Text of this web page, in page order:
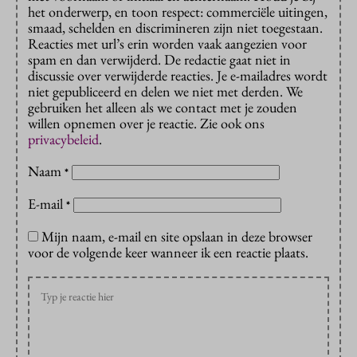
het onderwerp, en toon respect: commerciële uitingen,
smaad, schelden en discrimineren zijn niet toegestaan.
Reacties met url’s erin worden vaak aangezien voor
spam en dan verwijderd. De redactie gaat niet in
discussie over verwijderde reacties. Je e-mailadres wordt
niet gepubliceerd en delen we niet met derden. We
gebruiken het alleen als we contact met je zouden
willen opnemen over je reactie. Zie ook ons
privacybeleid.
Naam *
E-mail *
Mijn naam, e-mail en site opslaan in deze browser
voor de volgende keer wanneer ik een reactie plaats.